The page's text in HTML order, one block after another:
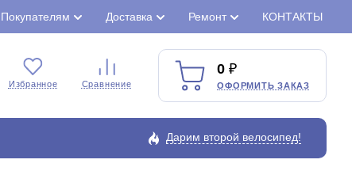
Покупателям Доставка Ремонт КОНТАКТЫ
Избранное Сравнение
0
ОФОРМИТЬ ЗАКАЗ
Дарим второй велосипед!